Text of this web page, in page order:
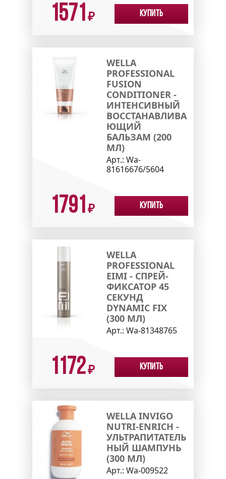
1571 ₽ Купить
WELLA
PROFESSIONAL
FUSION
CONDITIONER -
ИНТЕНСИВНЫЙ
ВОССТАНАВЛИВА
ЮЩИЙ
БАЛЬЗАМ (200
МЛ)
Арт.: Wa-
81616676/5604
1791 ₽ Купить
WELLA
PROFESSIONAL
EIMI - СПРЕЙ-
ФИКСАТОР 45
СЕКУНД
DYNAMIC FIX
(300 МЛ)
Арт.: Wa-81348765
1172₽ Купить
WELLA INVIGO
NUTRI-ENRICH -
УЛЬТРАПИТАТЕЛЬ
НЫЙ ШАМПУНЬ
(300 МЛ)
Арт.: Wa-009522